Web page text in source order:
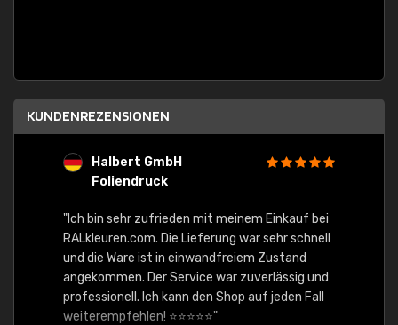
KUNDENREZENSIONEN
Halbert GmbH
Foliendruck
"Ich bin sehr zufrieden mit meinem Einkauf bei
RALkleuren.com. Die Lieferung war sehr schnell
und die Ware ist in einwandfreiem Zustand
angekommen. Der Service war zuverlässig und
professionell. Ich kann den Shop auf jeden Fall
weiterempfehlen! ⭐⭐⭐⭐⭐"